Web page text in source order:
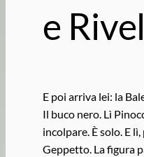
e
E poi arriva lei: la
Il buco nero. Lì
incolpare. È solo. E
Geppetto. La figura